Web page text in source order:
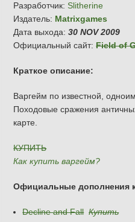
Разработчик: Slitherine
Издатель: Matrixgames
Дата выхода:30 NOV 2009
Официальный сайт:Field of
Краткое описание:
Варгейм по известной,
Походовые сражения
карте.
КУПИТЬ
Как купить варгейм?
Официальные дополнения
Decline and Fall Купить